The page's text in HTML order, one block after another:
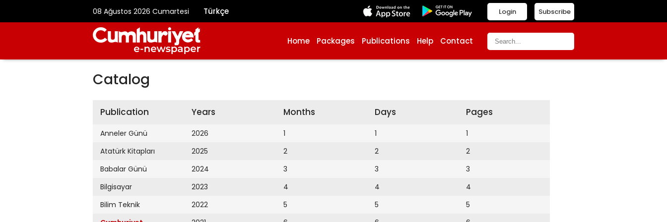
08 Ağustos 2026 Cumartesi Türkçe Subscribe
Login
Home Packages Publications Help Contact
Catalog
Publication
Anneler Günü
Atatürk Kitapları
Babalar Günü
Bilgisayar
Bilim Teknik
Years
2026
2025
2024
2023
2022
Months
1
2
3
4
5
Days
1
2
3
4
5
Pages
1
2
3
4
5